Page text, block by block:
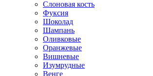
Слоновая кость
Фуксия
Шоколад
Шампань
Оливковые
Оранжевые
Вишневые
Изумрудные
Венге